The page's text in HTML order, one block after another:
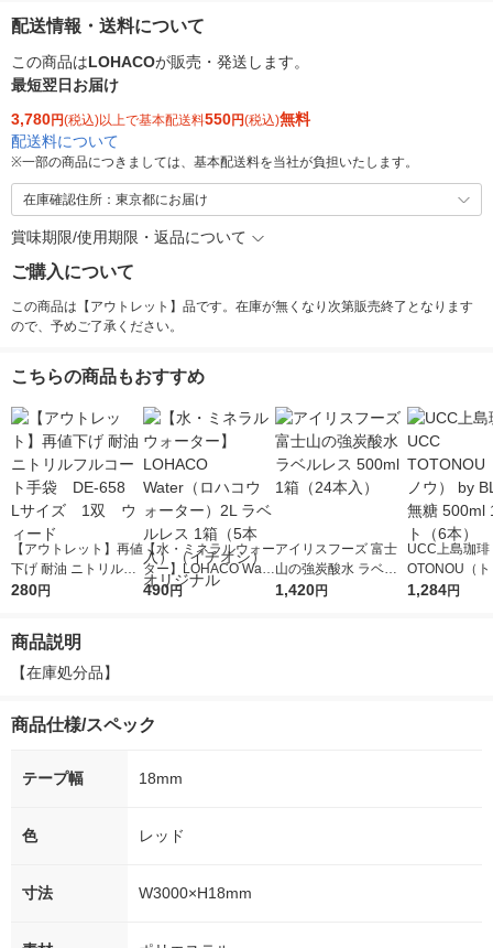
配送情報・送料について
この商品はLOHACOが販売・発送します。
最短翌日お届け
3,780円(税込)以上で基本配送料550円(税込)無料
配送料について
※一部の商品につきましては、基本配送料を当社が負担いたします。
在庫確認住所：東京都にお届け
賞味期限/使用期限・返品について
ご購入について
この商品は【アウトレット】品です。在庫が無くなり次第販売終了となります
ので、予めご了承ください。
こちらの商品もおすすめ
【アウトレット】再値
下げ 耐油 ニトリルフ
ルコート手袋 DE-65
280円
【水・ミネラルウォー
ター】LOHACO Wate
r（ロハコウォータ
490円
アイリスフーズ 富士
山の強炭酸水 ラベル
レス 500ml 1箱（24
1,420円
UCC上島珈琲
OTONOU（
ウ） by
1,284円
商品説明
【在庫処分品】
商品仕様/スペック
テープ幅 18mm
色 レッド
寸法 W3000×H18mm